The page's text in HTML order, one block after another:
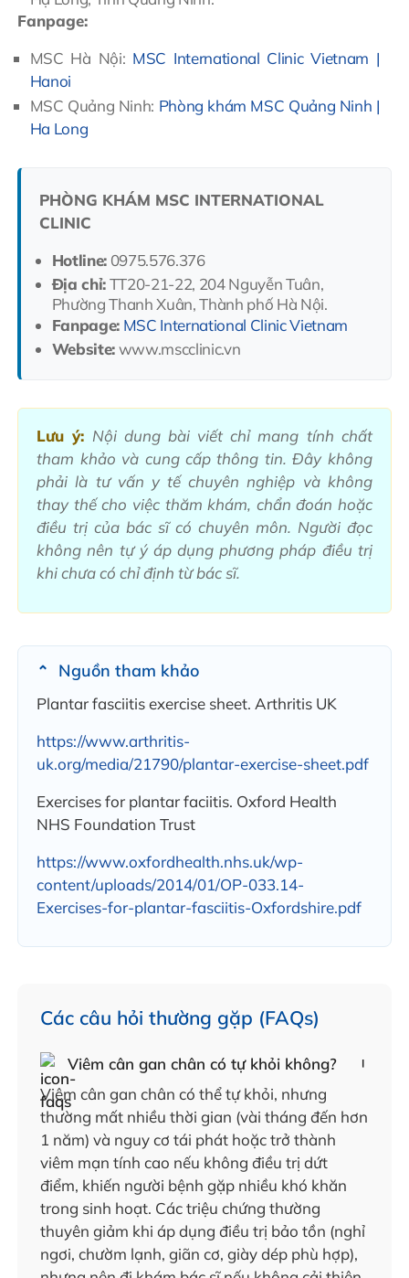
Fanpage:
MSC Hà Nội: MSC International Clinic Vietnam |
Hanoi
MSC Quảng Ninh: Phòng khám MSC Quảng Ninh |
Ha Long
PHÒNG KHÁM MSC INTERNATIONAL
CLINIC
Hotline:0975.576.376
Địa chỉ:TT20-21-22, 204 Nguyễn Tuân,
Phường Thanh Xuân, Thành phố Hà Nội.
Fanpage: MSC International Clinic Vietnam
Website:www.mscclinic.vn
Lưu ý: Nội dung bài viết chỉ mang tính chất
tham khảo và cung cấp thông tin. Đây không
phải là tư vấn y tế chuyên nghiệp và không
thay thế cho việc thăm khám, chẩn đoán hoặc
điều trị của bác sĩ có chuyên môn. Người đọc
không nên tự ý áp dụng phương pháp điều trị
khi chưa có chỉ định từ bác sĩ.
Nguồn tham khảo
Plantar fasciitis exercise sheet. Arthritis UK
https://www.arthritis-
uk.org/media/21790/plantar-exercise-sheet.pdf
Exercises for plantar faciitis. Oxford Health
NHS Foundation Trust
https://www.oxfordhealth.nhs.uk/wp-
content/uploads/2014/01/OP-033.14-
Exercises-for-plantar-fasciitis-Oxfordshire.pdf
Các câu hỏi thường gặp (FAQs)
Viêm cân gan chân có tự khỏi không?
Viêm cân gan chân có thể tự khỏi, nhưng
thường mất nhiều thời gian (vài tháng đến hơn
1 năm) và nguy cơ tái phát hoặc trở thành
viêm mạn tính cao nếu không điều trị dứt
điểm, khiến người bệnh gặp nhiều khó khăn
trong sinh hoạt. Các triệu chứng thường
thuyên giảm khi áp dụng điều trị bảo tồn (nghỉ
ngơi, chườm lạnh, giãn cơ, giày dép phù hợp),